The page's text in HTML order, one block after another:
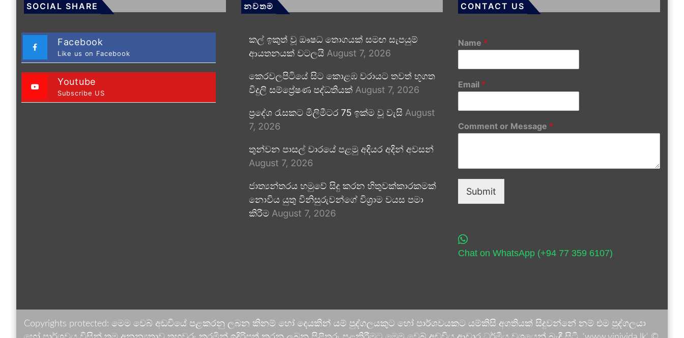
SOCIAL SHARE
Facebook
Like us on Facebook
Youtube
Subscribe US
නවතම
කල් ඉකුත් වූ ඖෂධ තොගයක් සමඟ සැපයුම්
ආයතනයක් වටලයි August 7, 2026
කෙරවලපිටියේ සිට කොළඹ වරායට තවත් භූගත
විදුලි සම්ප්‍රේෂණ පද්ධතියක් August 7, 2026
ප්‍රදේශ රැසකට මිලිමීටර 75 ඉක්ම වූ වැසි August
7, 2026
තුන්වන පාසල් වාරයේ පළමු අදියර අදින් අවසන්
August 7, 2026
ජාත්‍යන්තරය හමුවේ සිදු කරන හිතුවක්කාරකමක්
නොවිය යුතු විනිසුරුවන්ගේ විශ්‍රාම වයස පමා
කිරීම August 7, 2026
CONTACT US
Name *
Email *
Comment or Message *
Submit
Chat on WhatsApp (+94 77 359 6107)
Copyrights protected: මෙම වෙබ් අඩවියේ පළකරනු ලබන කිනම් හෝ දෙයකින් යම් පුද්ගලයකුට හෝ පාර්ශවයකට යම්කිසි අගතියක් සිදුවන්නේ නම් එම පුද්ගලයා